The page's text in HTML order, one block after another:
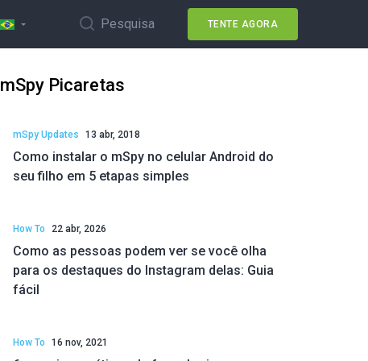
Pesquisa TENTE AGORA
mSpy Picaretas
mSpy Updates 13 abr, 2018
Como instalar o mSpy no celular Android do
seu filho em 5 etapas simples
How To 22 abr, 2026
Como as pessoas podem ver se você olha
para os destaques do Instagram delas: Guia
fácil
How To 16 nov, 2021